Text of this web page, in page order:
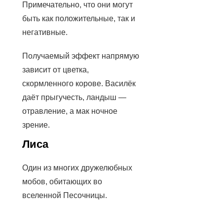
Примечательно, что они могут
быть как положительные, так и
негативные.
Получаемый эффект напрямую
зависит от цветка,
скормленного корове. Василёк
даёт прыгучесть, ландыш —
отравление, а мак ночное
зрение.
Лиса
Один из многих дружелюбных
мобов, обитающих во
вселенной Песочницы.